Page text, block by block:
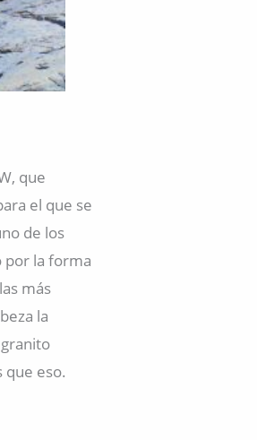
que
el que se
de los
por la forma
más
la
eso.